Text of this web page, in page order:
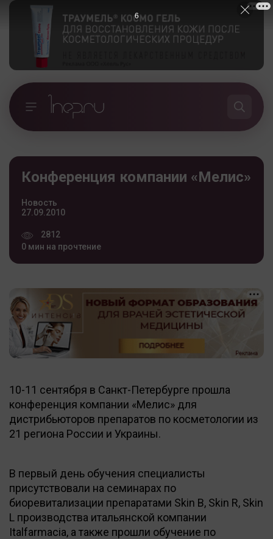
Конференция компании «Мелис»
Новость
27.09.2010
2812
0 мин на прочтение
10-11 сентября в Санкт-Петербурге прошла
конференция компании «Мелис» для
дистрибьюторов препаратов по косметологии из
21 региона России и Украины.
В первый день обучения специалисты
присутствовали на семинарах по
биоревитализации препаратами Skin B, Skin R, Skin
L производства итальянской компании
Italfarmacia, а также прошли обучение по
5